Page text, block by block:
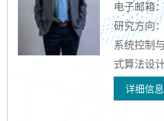
研究方向
系统控制
式算法设
详细信息